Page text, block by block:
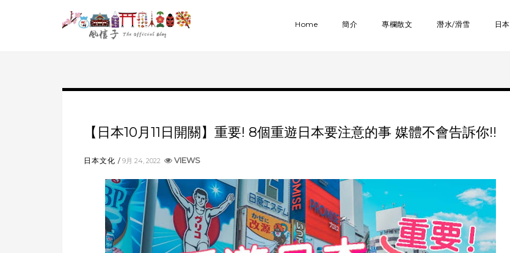
Home 簡介 專欄散文 潛水/滑雪 日本
【日本10月11日開關】重要! 8個重遊日本要注意的事 媒體不會告訴你!!
日本文化 9月 24, 2022 VIEWS